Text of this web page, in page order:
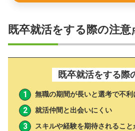
既卒就活をする際の注意
既卒就活をする際
無職の期間が長いと選考で不
就活仲間と出会いにくい
スキルや経験を期待されること